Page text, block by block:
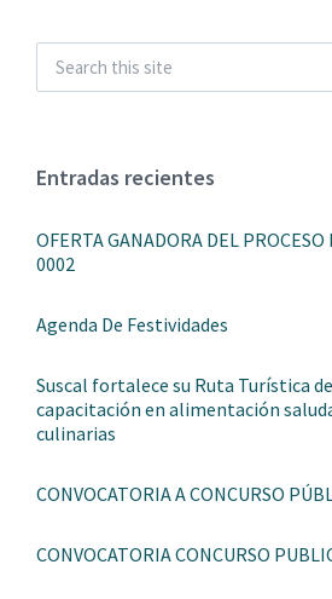
Entradas recientes
OFERTA GANADORA DEL
0002
Agenda De Festividades
Suscal fortalece su Ruta Turística
capacitación en alimentación
culinarias
CONVOCATORIA A CONCURSO
CONVOCATORIA CONCURSO